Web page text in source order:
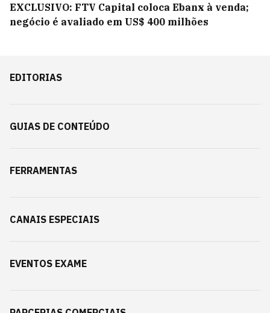
EXCLUSIVO: FTV Capital coloca Ebanx à venda;
negócio é avaliado em US$ 400 milhões
EDITORIAS
GUIAS DE CONTEÚDO
FERRAMENTAS
CANAIS ESPECIAIS
EVENTOS EXAME